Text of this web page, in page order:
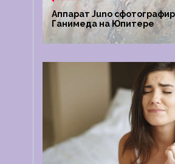
Аппарат Juno
Ганимеда на Юпитере